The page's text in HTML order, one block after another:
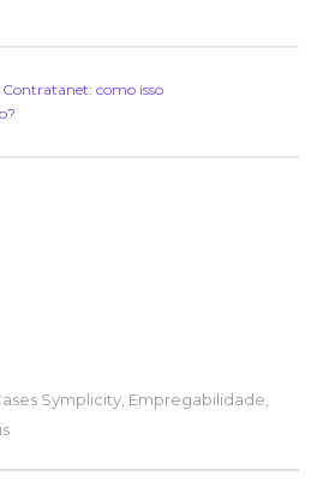
como isso
Symplicity Empregabilidade